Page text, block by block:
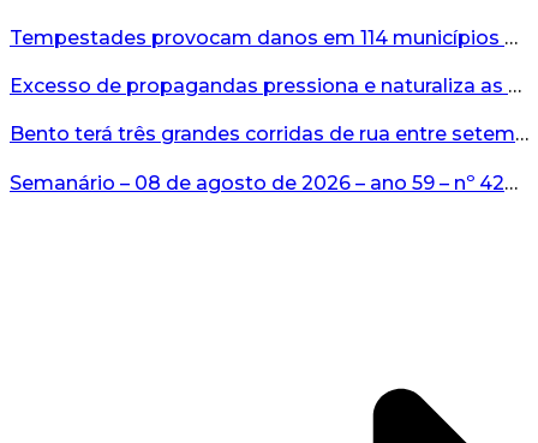
Tempestades provocam danos em 114 municípios e deixam uma vítima e cinco feridos no RS...
Excesso de propagandas pressiona e naturaliza as apostas...
Bento terá três grandes corridas de rua entre setembro e novembro...
Semanário – 08 de agosto de 2026 – ano 59 – nº 4265...